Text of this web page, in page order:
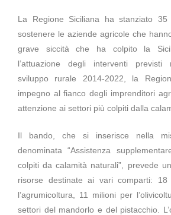
La Regione Siciliana ha stanziato
sostenere le aziende agricole che
grave siccità che ha colpito la
l’attuazione degli interventi
sviluppo rurale 2014-2022, la
impegno al fianco degli imprenditori
attenzione ai settori più colpiti dalla
Il bando, che si inserisce nella
denominata “Assistenza
colpiti da calamità naturali”, prevede
risorse destinate ai vari comparti:
l’agrumicoltura, 11 milioni per
settori del mandorlo e del pistacchio.